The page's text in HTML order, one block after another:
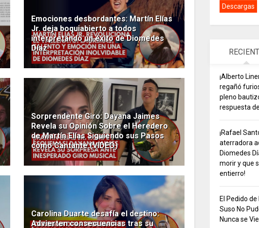
Emociones desbordantes: Martín Elías
Jr. deja boquiabierto a todos
interpretando un éxito de Diomedes
Díaz
Sorprendente Giro: Dayana Jaimes
Revela su Opinión Sobre el Heredero
de Martín Elías Siguiendo sus Pasos
como Cantante (VIDEO)
Carolina Duarte desafía el destino:
Advierten consecuencias tras su
Descargas
¡Alberto
regañó
pleno
respuesta
¡Rafael
aterradora
Diomedes
morir y que
entierro!
El Pedido
Suso No
Nunca se